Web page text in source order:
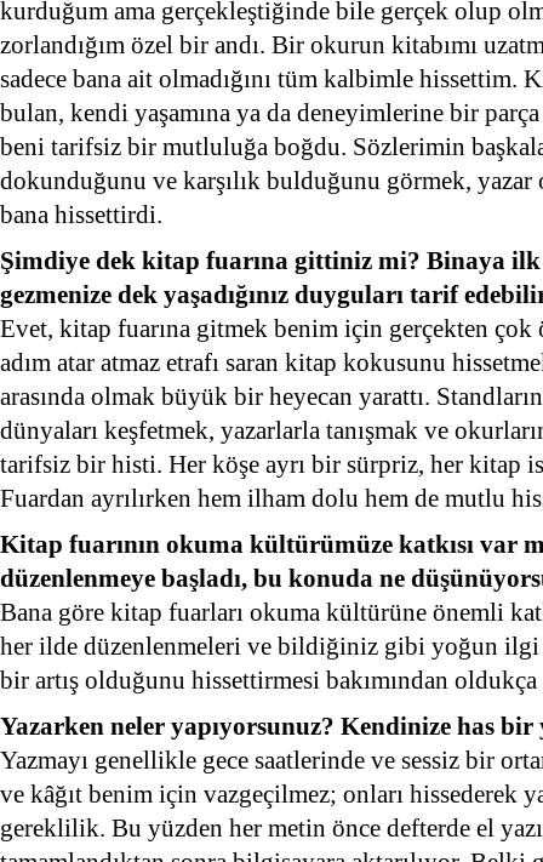
kurduğum ama gerçekleştiğinde bile gerçek olup
zorlandığım özel bir andı. Bir okurun kitabımı
sadece bana ait olmadığını tüm kalbimle hissettim.
bulan, kendi yaşamına ya da deneyimlerine bir
beni tarifsiz bir mutluluğa boğdu. Sözlerimin
dokunduğunu ve karşılık bulduğunu görmek, yazar
bana hissettirdi.
Şimdiye dek kitap fuarına gittiniz mi? Binaya
gezmenize dek yaşadığınız duyguları tarif
Evet, kitap fuarına gitmek benim için gerçekten
adım atar atmaz etrafı saran kitap kokusunu
arasında olmak büyük bir heyecan yarattı.
dünyaları keşfetmek, yazarlarla tanışmak ve
tarifsiz bir histi. Her köşe ayrı bir sürpriz, her kitap
Fuardan ayrılırken hem ilham dolu hem de mutlu
Kitap fuarının okuma kültürümüze katkısı var
düzenlenmeye başladı, bu konuda ne
Bana göre kitap fuarları okuma kültürüne önemli
her ilde düzenlenmeleri ve bildiğiniz gibi yoğun ilgi
bir artış olduğunu hissettirmesi bakımından
Yazarken neler yapıyorsunuz? Kendinize has
Yazmayı genellikle gece saatlerinde ve sessiz bir
ve kâğıt benim için vazgeçilmez; onları hissederek
gereklilik. Bu yüzden her metin önce defterde el